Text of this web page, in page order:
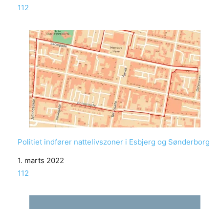
In relation to
112
Politiet indfører nattelivszoner i Esbjerg og Sønderborg
Date
1. marts 2022
In relation to
112